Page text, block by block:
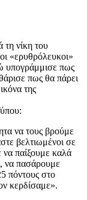
νίκη του
«ερυθρόλευκοι»
υπογράμμισε πως
πως θα πάρει
της
να τους βρούμε
βελτιωμένοι σε
παίξουμε καλά
να πασάρουμε
πόντους στο
κερδίσαμε».